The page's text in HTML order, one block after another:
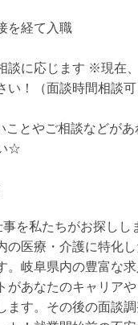
を経て入職
談に応じます ※現在
い！（面談時間相談
とやご相談などがあ
☆
を私たちがお探しし
の医療・介護に特化
。岐阜県内の豊富な
があなたのキャリア
ます。その後の面談